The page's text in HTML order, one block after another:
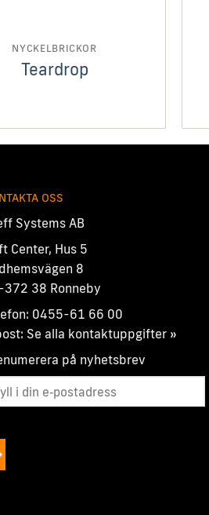
NYCKELBRICKOR
Teardrop
OSS
Systems AB
Center, Hus 5
8
372 38 Ronneby
0455-61 66 00
Se alla kontaktuppgifter »
på nyhetsbrev